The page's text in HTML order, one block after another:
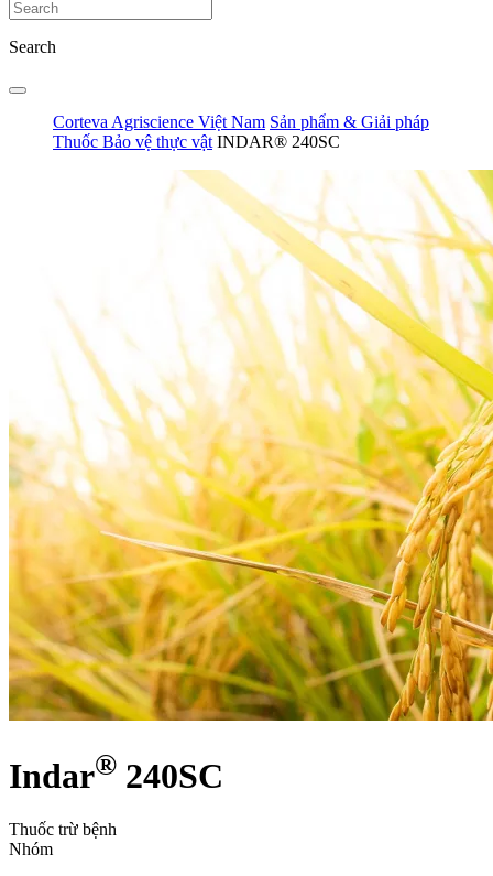
Search
Corteva Agriscience Việt Nam Sản phẩm & Giải pháp
Thuốc Bảo vệ thực vật INDAR® 240SC
Indar® 240SC
Thuốc trừ bệnh
Nhóm